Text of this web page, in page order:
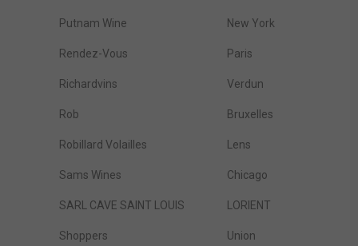
Putnam Wine New York
Rendez-Vous Paris
Richardvins Verdun
Rob Bruxelles
Robillard Volailles Lens
Sams Wines Chicago
SARL CAVE SAINT LOUIS LORIENT
Shoppers Union